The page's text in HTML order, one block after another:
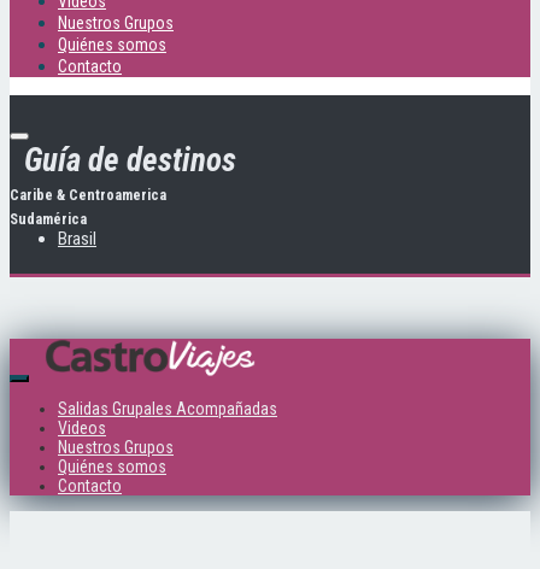
Nuestros Grupos
Quiénes somos
Contacto
Guía de destinos
Caribe & Centroamerica
Sudamérica
Brasil
Salidas Grupales Acompañadas
Videos
Nuestros Grupos
Quiénes somos
Contacto